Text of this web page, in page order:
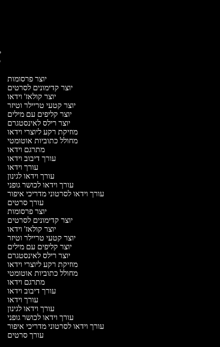
יוצר פרסומות
יוצר קדימונים לסרטים
יוצר קולאז' וידאו
יוצר קטעי טריילר וטיזר
יוצר קליפים עם מילים
יוצר רילס לאינסטגרם
מוזיקת רקע ליוצרי וידאו
מחולל כתוביות אוטומטי
מתרגם וידאו
עורך דיבוב וידאו
עורך וידאו
עורך וידאו לגינון
עורך וידאו לכושר גופני
עורך וידאו לסרטוני מדריכי איפור
עורך סרטים
יוצר פרסומות
יוצר קדימונים לסרטים
יוצר קולאז' וידאו
יוצר קטעי טריילר וטיזר
יוצר קליפים עם מילים
יוצר רילס לאינסטגרם
מוזיקת רקע ליוצרי וידאו
מחולל כתוביות אוטומטי
מתרגם וידאו
עורך דיבוב וידאו
עורך וידאו
עורך וידאו לגינון
עורך וידאו לכושר גופני
עורך וידאו לסרטוני מדריכי איפור
עורך סרטים